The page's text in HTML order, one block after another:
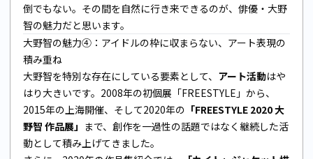
倒でもない。その間を自然に行き来できるのが、俳優・大野
智の魅力だと思います。
大野智の魅力④：アイドルの枠に収まらない、アート表現の
積み重ね
大野智を特別な存在にしている要素として、 アート活動はや
はり大きいです。2008年の初個展「FREESTYLE」から、
2015年の上海開催、そして2020年の 「FREESTYLE 2020 大
野智 作品展」 まで、創作を一過性の話題ではなく継続した活
動として積み上げてきました。